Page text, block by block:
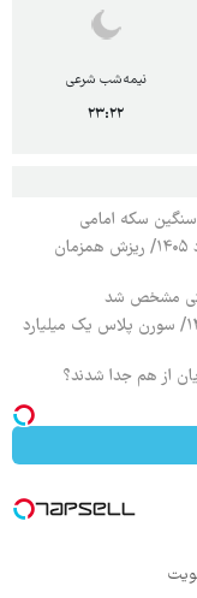
نیمه‌شب شرعی
۲۳:۲۲
قیمت محصولات ایران خودرو چهارشنبه ۱۴ مرداد ۱۴۰۵/ ریزش همزمان
مشخص شد
قیمت محصولات ایران خودرو شنبه ۱۰ مرداد ۱۴۰۵/ سورن پلاس یک میلیارد
از هم جدا شدند؟